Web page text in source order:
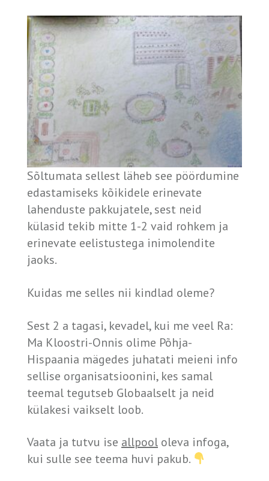
Sõltumata sellest läheb see pöördumine
edastamiseks kõikidele erinevate
lahenduste pakkujatele, sest neid
külasid tekib mitte 1-2 vaid rohkem ja
erinevate eelistustega inimolendite
jaoks.
Kuidas me selles nii kindlad oleme?
Sest 2 a tagasi, kevadel, kui me veel Ra:
Ma Kloostri-Onnis olime Põhja-
Hispaania mägedes juhatati meieni info
sellise organisatsioonini, kes samal
teemal tegutseb Globaalselt ja neid
külakesi vaikselt loob.
Vaata ja tutvu ise allpool oleva infoga,
kui sulle see teema huvi pakub.